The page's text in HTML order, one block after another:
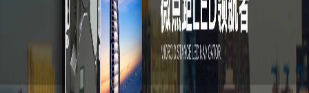
联系我们
深圳工厂
景信商城